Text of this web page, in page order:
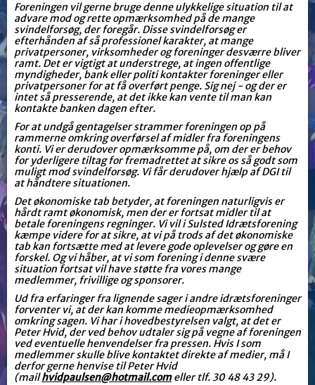
Foreningen vil gerne bruge denne ulykkelige situation til at
advare mod og rette opmærksomhed på de mange
svindelforsøg, der foregår. Disse svindelforsøg er
efterhånden af så professionel karakter, at mange
privatpersoner, virksomheder og foreninger desværre bliver
ramt. Det er vigtigt at understrege, at ingen offentlige
myndigheder, bank eller politi kontakter foreninger eller
privatpersoner for at få overført penge. Sig nej - og der er
intet så presserende, at det ikke kan vente til man kan
kontakte banken dagen efter.
For at undgå gentagelser strammer foreningen op på
rammerne omkring overførsel af midler fra foreningens
konti. Vi er derudover opmærksomme på, om der er behov
for yderligere tiltag for fremadrettet at sikre os så godt som
muligt mod svindelforsøg. Vi får derudover hjælp af DGI til
at håndtere situationen.
Det økonomiske tab betyder, at foreningen naturligvis er
hårdt ramt økonomisk, men der er fortsat midler til at
betale foreningens regninger. Vi vil i Sulsted Idrætsforening
kæmpe videre for at sikre, at vi på trods af det økonomiske
tab kan fortsætte med at levere gode oplevelser og gøre en
forskel. Og vi håber, at vi som forening i denne svære
situation fortsat vil have støtte fra vores mange
medlemmer, frivillige og sponsorer.
Ud fra erfaringer fra lignende sager i andre idrætsforeninger
forventer vi, at der kan komme medieopmærksomhed
omkring sagen. Vi har i hovedbestyrelsen valgt, at det er
Peter Hvid, der ved behov udtaler sig på vegne af foreningen
ved eventuelle henvendelser fra pressen. Hvis I som
medlemmer skulle blive kontaktet direkte af medier, må I
derfor gerne henvise til Peter Hvid
(mailhvidpaulsen@hotmail.comeller tlf. 30 48 43 29).